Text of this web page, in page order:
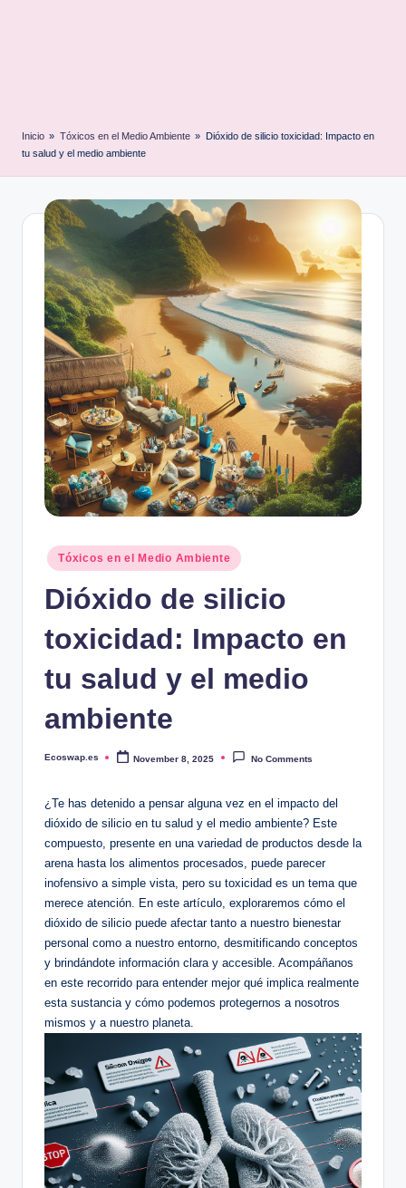
Inicio » Tóxicos en el Medio Ambiente » Dióxido de silicio toxicidad: Impacto en
tu salud y el medio ambiente
Posted
in
Tóxicos en el Medio Ambiente
Dióxido de silicio
toxicidad: Impacto en
tu salud y el medio
ambiente
Posted
Ecoswap.es November 8, 2025 No Comments
¿Te has detenido ⁢a pensar alguna vez en el impacto ⁤del
dióxido de silicio en tu salud y el medio ambiente?⁣ Este
compuesto, presente en una variedad de productos⁢ desde la
arena hasta los alimentos procesados, puede⁤ parecer
inofensivo ⁣a simple vista, pero su toxicidad es⁤ un tema que
merece atención. En ‍este artículo, exploraremos cómo el
dióxido de silicio puede afectar tanto a nuestro bienestar
personal como ⁣a nuestro⁢ entorno, desmitificando conceptos
y brindándote información clara y accesible. Acompáñanos
en⁤ este recorrido para entender mejor qué‍ implica realmente
esta​ sustancia y cómo podemos protegernos a nosotros​
mismos⁢ y a nuestro planeta.